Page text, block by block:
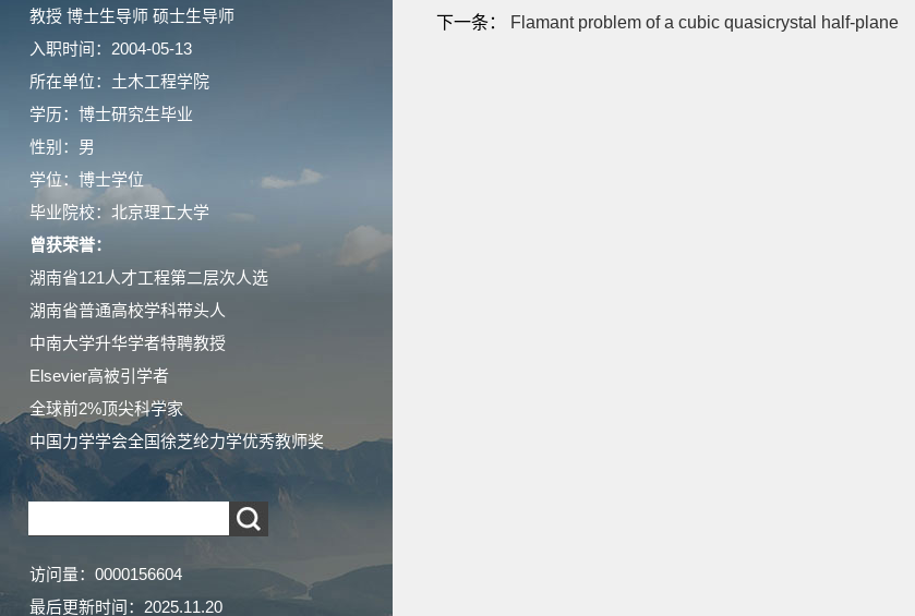
教授 博士生导师 硕士生导师
入职时间：2004-05-13
所在单位：土木工程学院
学历：博士研究生毕业
性别：男
学位：博士学位
毕业院校：北京理工大学
曾获荣誉：
湖南省121人才工程第二层次人选
湖南省普通高校学科带头人
中南大学升华学者特聘教授
Elsevier高被引学者
全球前2%顶尖科学家
中国力学学会全国徐芝纶力学优秀教师奖
访问量： 0000156604
最后更新时间： 2025.11.20
下一条：
Flamant problem of a cubic quasicrystal half-plane